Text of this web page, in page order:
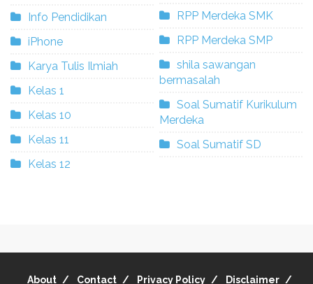
Info Pendidikan
iPhone
Karya Tulis Ilmiah
Kelas 1
Kelas 10
Kelas 11
Kelas 12
RPP Merdeka SMK
RPP Merdeka SMP
shila sawangan
bermasalah
Soal Sumatif Kurikulum
Merdeka
Soal Sumatif SD
About Contact Privacy Policy
Disclaimer